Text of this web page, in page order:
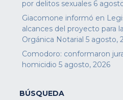
por delitos sexuales 6
Giacomone informó en
alcances del proyecto para
Orgánica Notarial 5 agosto,
Comodoro: conformaron
homicidio 5 agosto, 2026
BÚSQUEDA